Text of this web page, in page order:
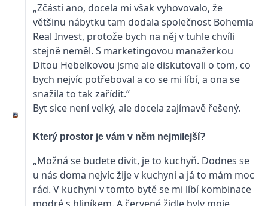
„Zčásti ano, docela mi však vyhovovalo, že
většinu nábytku tam dodala společnost Bohemia
Real Invest, protože bych na něj v tuhle chvíli
stejně neměl. S marketingovou manažerkou
Ditou Hebelkovou jsme ale diskutovali o tom, co
bych nejvíc potřeboval a co se mi líbí, a ona se
snažila to tak zařídit.“
Byt sice není velký, ale docela zajímavě řešený.
Který prostor je vám v něm nejmilejší?
„Možná se budete divit, je to kuchyň. Dodnes se
u nás doma nejvíc žije v kuchyni a já to mám moc
rád. V kuchyni v tomto bytě se mi líbí kombinace